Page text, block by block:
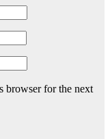
browser for the next